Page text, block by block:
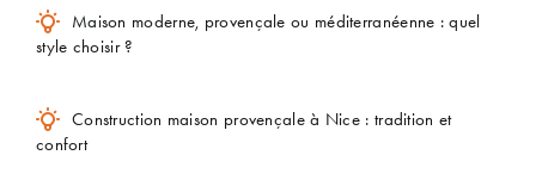
Maison moderne, provençale ou méditerranéenne : quel
style choisir ?
Construction maison provençale à Nice : tradition et
confort